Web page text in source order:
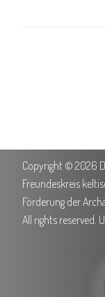
Copyright © 2026
Freundeskreis
Förderung der
All rights reserved.